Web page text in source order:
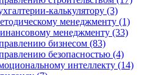
калькулятору (3)
менеджменту (1)
менеджменту (33)
бизнесом (83)
безопасностью (4)
интеллекту (14)